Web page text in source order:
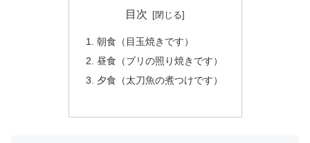
目次
朝食（目玉焼きです）
昼食（ブリの照り焼きです）
夕食（太刀魚の煮つけです）